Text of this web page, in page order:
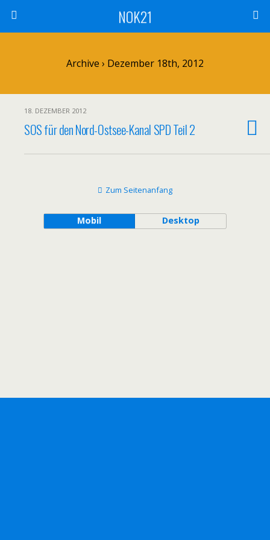
NOK21
Archive › Dezember 18th, 2012
18. DEZEMBER 2012
SOS für den Nord-Ostsee-Kanal SPD Teil 2
Zum Seitenanfang
Mobil Desktop